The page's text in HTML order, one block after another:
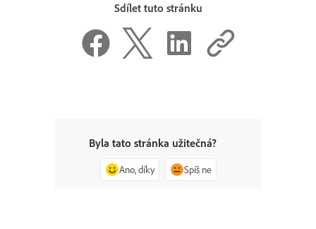
Sdílet tuto stránku
Byla tato stránka užitečná?
Ano, díky Spíš ne